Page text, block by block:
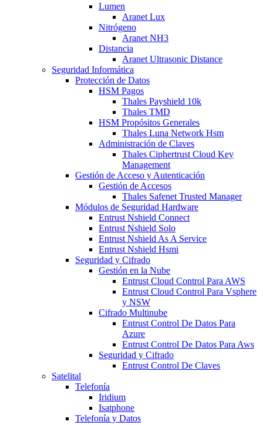
Lumen
Aranet Lux
Nitrógeno
Aranet NH3
Distancia
Aranet Ultrasonic Distance
Seguridad Informática
Protección de Datos
HSM Pagos
Thales Payshield 10k
Thales TMD
HSM Propósitos Generales
Thales Luna Network Hsm
Administración de Claves
Thales Ciphertrust Cloud Key
Management
Gestión de Acceso y Autenticación
Gestión de Accesos
Thales Safenet Trusted Manager
Módulos de Seguridad Hardware
Entrust Nshield Connect
Entrust Nshield Solo
Entrust Nshield As A Service
Entrust Nshield Hsmi
Seguridad y Cifrado
Gestión en la Nube
Entrust Cloud Control Para AWS
Entrust Cloud Control Para Vsphere
y NSW
Cifrado Multinube
Entrust Control De Datos Para
Azure
Entrust Control De Datos Para Aws
Seguridad y Cifrado
Entrust Control De Claves
Satelital
Telefonía
Iridium
Isatphone
Telefonía y Datos